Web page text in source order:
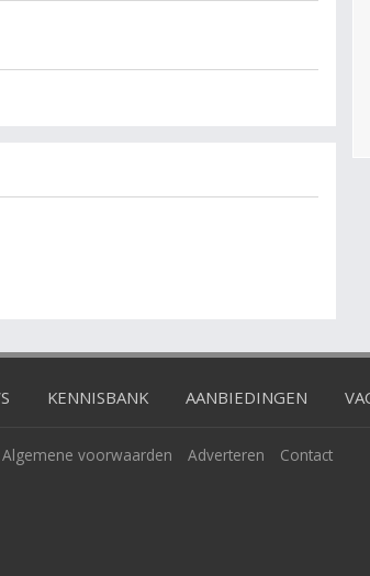
KENNISBANK AANBIEDINGEN
Algemene voorwaarden Adverteren Contact